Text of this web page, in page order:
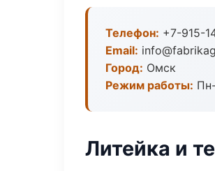
Телефон: +7-915-
Email:
Город: Омск
Режим работы:
Литейка и